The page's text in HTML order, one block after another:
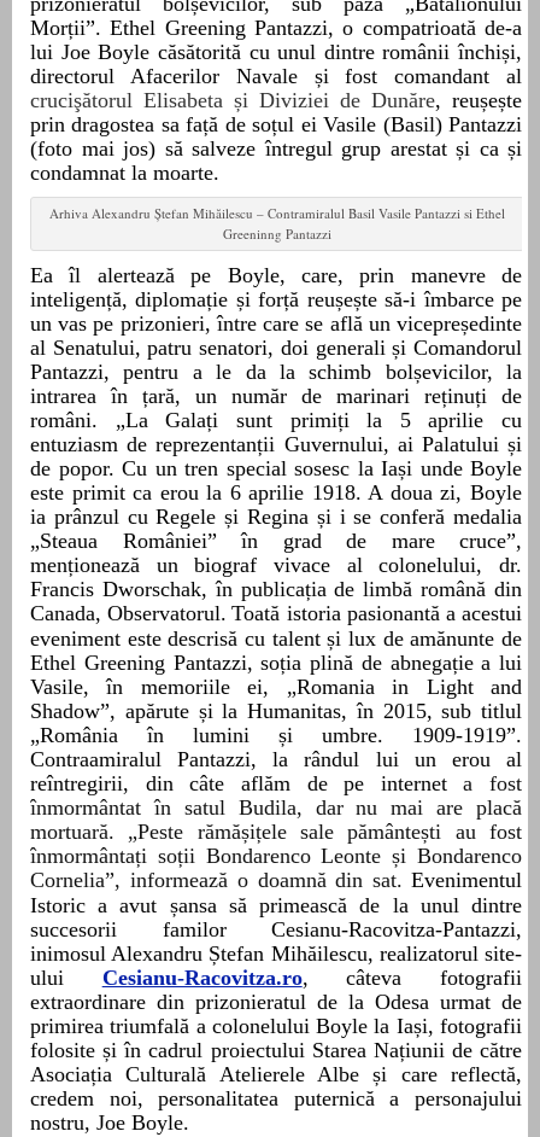
Morții”. Ethel Greening Pantazzi, o compatrioată de-a
lui Joe Boyle căsătorită cu unul dintre românii închiși,
directorul Afacerilor Navale și fost comandant al
crucişătorul Elisabeta și Diviziei de Dunăre, reușește
prin dragostea sa față de soțul ei Vasile (Basil) Pantazzi
(foto mai jos) să salveze întregul grup arestat și ca și
condamnat la moarte.
Arhiva Alexandru Ștefan Mihăilescu – Contramiralul Basil Vasile Pantazzi si Ethel
Greeninng Pantazzi
Ea îl alertează pe Boyle, care, prin manevre de
inteligență, diplomație și forță reușește să-i îmbarce pe
un vas pe prizonieri, între care se află un vicepreședinte
al Senatului, patru senatori, doi generali și Comandorul
Pantazzi, pentru a le da la schimb bolșevicilor, la
intrarea în țară, un număr de marinari reținuți de
români. „La Galați sunt primiți la 5 aprilie cu
entuziasm de reprezentanții Guvernului, ai Palatului și
de popor. Cu un tren special sosesc la Iași unde Boyle
este primit ca erou la 6 aprilie 1918. A doua zi, Boyle
ia prânzul cu Regele și Regina și i se conferă medalia
„Steaua României” în grad de mare cruce”,
menționează un biograf vivace al colonelului, dr.
Francis Dworschak, în publicația de limbă română din
Canada, Observatorul. Toată istoria pasionantă a acestui
eveniment este descrisă cu talent și lux de amănunte de
Ethel Greening Pantazzi, soția plină de abnegație a lui
Vasile, în memoriile ei, „Romania in Light and
Shadow”, apărute și la Humanitas, în 2015, sub titlul
„România în lumini și umbre. 1909-1919”.
Contraamiralul Pantazzi, la rândul lui un erou al
reîntregirii, din câte aflăm de pe interneta fost
înmormântat în satul Budila, dar nu mai are placă
mortuară. „Peste rămășițele sale pământești au fost
înmormântați soții Bondarenco Leonte și Bondarenco
Cornelia”, informează o doamnă din sat. Evenimentul
Istoric a avut șansa să primească de la unul dintre
succesorii familor Cesianu-Racovitza-Pantazzi,
inimosul Alexandru Ștefan Mihăilescu, realizatorul site-
ului Cesianu-Racovitza.ro, câteva fotografii
extraordinare din prizonieratul de la Odesa urmat de
primirea triumfală a colonelului Boyle la Iași, fotografii
folosite și în cadrul proiectului Starea Națiunii de către
Asociația Culturală Atelierele Albe și care reflectă,
credem noi, personalitatea puternică a personajului
nostru, Joe Boyle.